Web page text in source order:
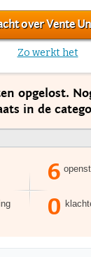
over Vente
Zo werkt het
opgelost.
in de
6
0